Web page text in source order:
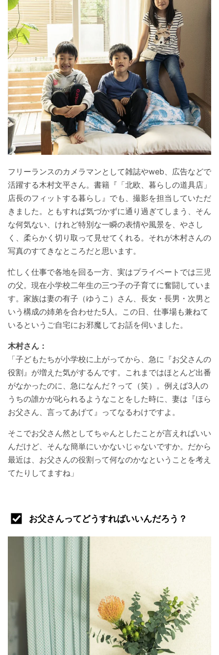
フリーランスのカメラマンとして雑誌やweb、広告などで
活躍する木村文平さん。書籍『「北欧、暮らしの道具店」
店長のフィットする暮らし』でも、撮影を担当していただ
きました。ともすれば気づかずに通り過ぎてしまう、そん
な何気ない、けれど特別な一瞬の表情や風景を、やさし
く、柔らかく切り取って見せてくれる。それが木村さんの
写真のすてきなところだと思います。
忙しく仕事で各地を回る一方、実はプライベートでは三児
の父。現在小学校二年生の三つ子の子育てに奮闘していま
す。家族は妻の有子（ゆうこ）さん、長女・長男・次男と
いう構成の姉弟を合わせた5人。この日、仕事場も兼ねて
いるというご自宅にお邪魔してお話を伺いました。
木村さん：
「子どもたちが小学校に上がってから、急に『お父さんの
役割』が増えた気がするんです。これまではほとんど出番
がなかったのに、急になんだ？って（笑）。例えば3人の
うちの誰かが叱られるようなことをした時に、妻は『ほら
お父さん、言ってあげて』ってなるわけですよ。
そこでお父さん然としてちゃんとしたことが言えればいい
んだけど、そんな簡単にいかないじゃないですか。だから
最近は、お父さんの役割って何なのかなということを考え
てたりしてますね」
お父さんってどうすればいいんだろう？